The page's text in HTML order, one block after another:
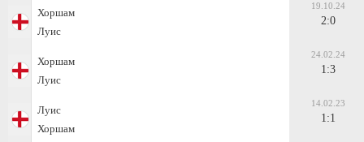
Хоршам
Луис
19.10.24
2:0
Хоршам
Луис
24.02.24
1:3
Луис
Хоршам
14.02.23
1:1